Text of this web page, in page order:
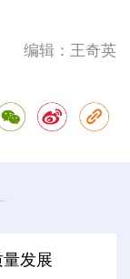
编辑：王奇英
发展